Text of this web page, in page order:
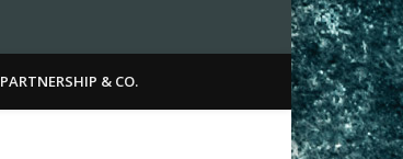
PARTNERSHIP & CO.